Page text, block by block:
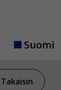
Suomi
Takaisin